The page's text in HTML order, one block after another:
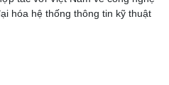
hóa hệ thống thông tin kỹ thuật